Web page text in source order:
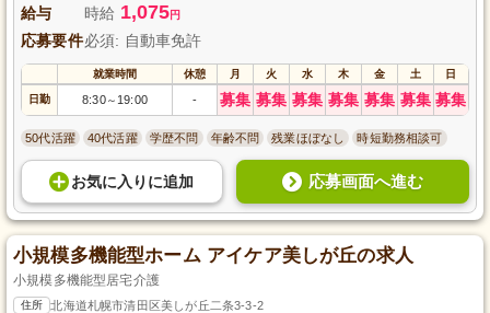
給与 時給 1,075円
応募要件必須: 自動車免許
就業時間 休憩 月 火 水 木 金 土 日
日勤 8:30～ 19:00 - 募集 募集 募集 募集 募集 募集 募集
50代活躍 40代活躍 学歴不問 年齢不問 残業ほぼなし 時短勤務相談可
お気に入り に追加 応募画面へ進む
小規模多機能型ホーム アイケア美しが丘の求人
小規模多機能型居宅介護
住所 北海道札幌市清田区美しが丘二条3-3-2